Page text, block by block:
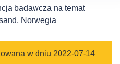
badawcza na temat
Norwegia
w dniu 2022-07-14